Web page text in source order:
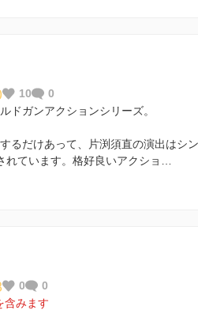
10
0
ドガンアクションシリーズ。
るだけあって、片渕須直の演出はシ
れています。格好良いアクショ…
0
0
含みます